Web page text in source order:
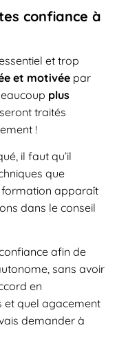
confiance à
et trop
et motivée par
plus
traités
!
il faut qu’il
que
formation apparaît
dans le conseil
afin de
sans avoir
en
et quel agacement
demander à